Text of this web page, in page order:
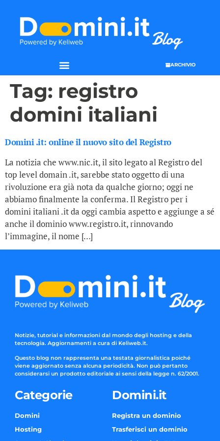
ARCHIVIO
Tag: registro
domini italiani
Domini .it: online il nuovo sito del Registro
La notizia che www.nic.it, il sito legato al Registro del
top level domain .it, sarebbe stato oggetto di una
rivoluzione era già nota da qualche giorno; oggi ne
abbiamo finalmente la conferma. Il Registro per i
domini italiani .it da oggi cambia aspetto e aggiunge a sé
anche il dominio www.registro.it, rinnovando
l’immagine, il nome […]
Notizie, tutorial e informazioni dal mondo degli hosting e della
tecnologia. Aggiornamenti a cura di Keliweb.it.
Questo blog non rappresenta una testata giornalistica poiché
viene aggiornato senza alcuna periodicità. Non può pertanto
considerarsi un prodotto editoriale ai sensi della legge n. 62/2001.
Categorie
Domini
Hosting
Domini.it
Registra un dominio
Trasferisci un dominio